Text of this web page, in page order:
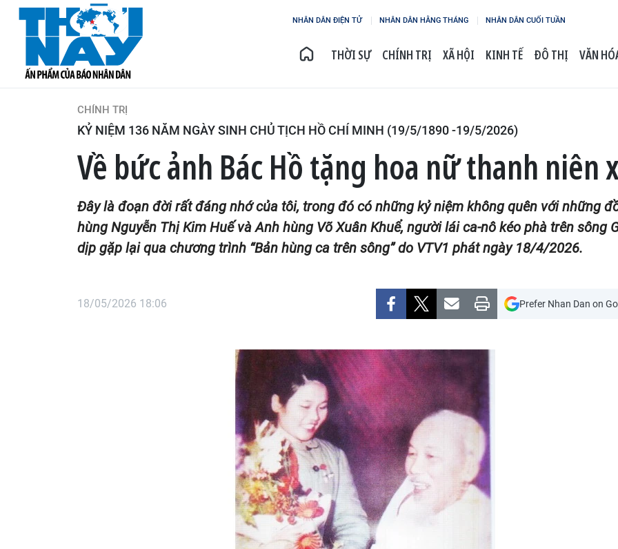
NHÂN DÂN ĐIỆN TỬ NHÂN DÂN HẰNG THÁNG NHÂN DÂN CUỐI TUẦN
THỜI SỰ CHÍNH TRỊ XÃ HỘI KINH TẾ ĐÔ THỊ VĂN
CHÍNH TRỊ
KỶ NIỆM 136 NĂM NGÀY SINH CHỦ TỊCH HỒ CHÍ MINH (19/5/1890 -19/5/2026)
Về bức ảnh Bác Hồ tặng hoa nữ thanh niên
Đây là đoạn đời rất đáng nhớ của tôi, trong đó có những kỷ niệm không quên với những
hùng Nguyễn Thị Kim Huế và Anh hùng Võ Xuân Khuể, người lái ca-nô kéo phà trên sông
dịp gặp lại qua chương trình “Bản hùng ca trên sông” do VTV1 phát ngày 18/4/2026.
18/05/2026 18:06 Prefer Nhan Dan on